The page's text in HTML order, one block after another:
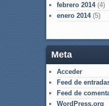
febrero 2014(4)
enero 2014(5)
Meta
Acceder
Feed de
Feed de
WordPress.org